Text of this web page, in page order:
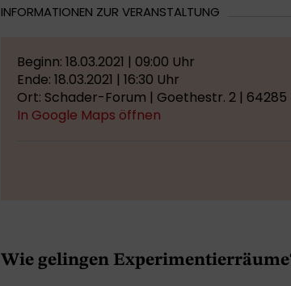
INFORMATIONEN ZUR VERANSTALTUNG
Beginn: 18.03.2021 | 09:00 Uhr
Ende: 18.03.2021 | 16:30 Uhr
Ort: Schader-Forum | Goethestr. 2 |
In Google Maps öffnen
Wie gelingen